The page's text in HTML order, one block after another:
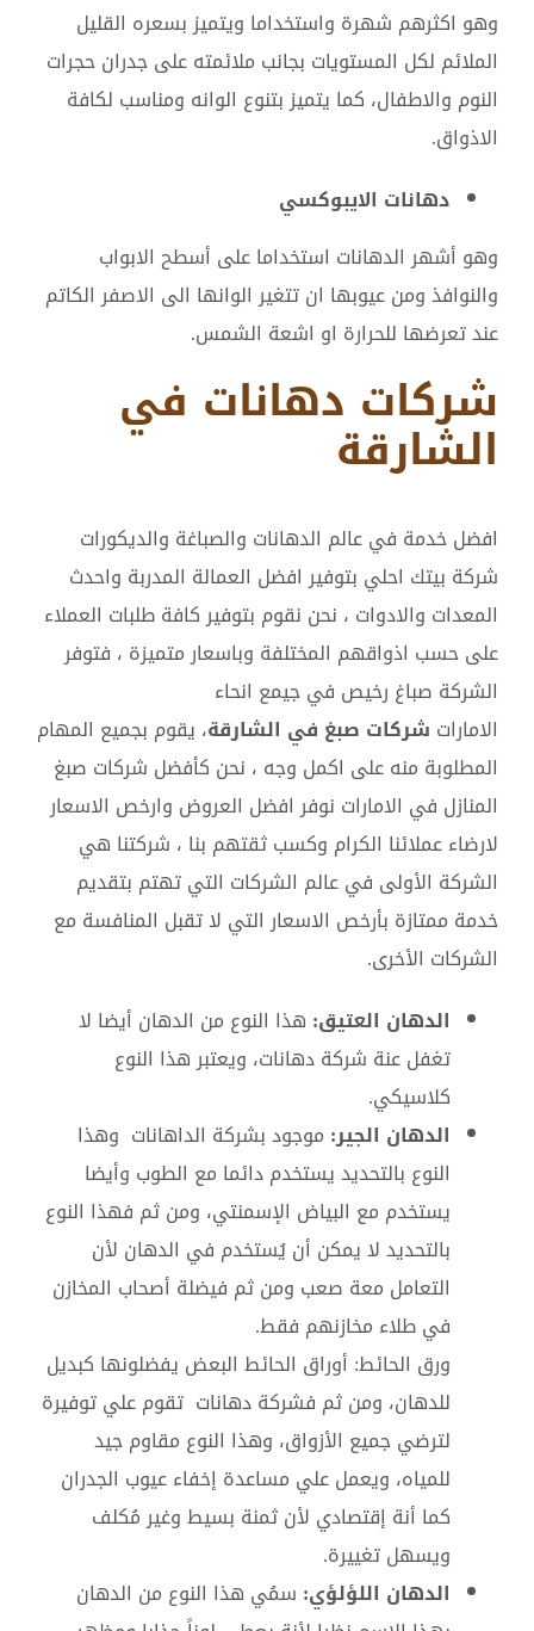
وهو اكثرهم شهرة واستخداما ويتميز بسعره القليل
الملائم لكل المستويات بجانب ملائمته على جدران حجرات
النوم والاطفال، كما يتميز بتنوع الوانه ومناسب لكافة
الاذواق.
دهانات الايبوكسي
وهو أشهر الدهانات استخداما على أسطح الابواب
والنوافذ ومن عيوبها ان تتغير الوانها الى الاصفر الكاتم
عند تعرضها للحرارة او اشعة الشمس.
شركات دهانات في
الشارقة
افضل خدمة في عالم الدهانات والصباغة والديكورات
شركة بيتك احلي بتوفير افضل العمالة المدربة واحدث
المعدات والادوات ، نحن نقوم بتوفير كافة طلبات العملاء
على حسب اذواقهم المختلفة وباسعار متميزة ، فتوفر
الشركة صباغ رخيص في جيمع انحاء
الامارات شركات صبغ في الشارقة، يقوم بجميع المهام
المطلوبة منه على اكمل وجه ، نحن كأفضل شركات صبغ
المنازل في الامارات نوفر افضل العروض وارخص الاسعار
لارضاء عملائنا الكرام وكسب ثقتهم بنا ، شركتنا هي
الشركة الأولى في عالم الشركات التي تهتم بتقديم
خدمة ممتازة بأرخص الاسعار التي لا تقبل المنافسة مع
الشركات الأخرى.
الدهان العتيق: هذا النوع من الدهان أيضا لا
تغفل عنة شركة دهانات، ويعتبر هذا النوع
كلاسيكي.
الدهان الجير: موجود بشركة الداهانات وهذا
النوع بالتحديد يستخدم دائما مع الطوب وأيضا
يستخدم مع البياض الإسمنتي، ومن ثم فهذا النوع
بالتحديد لا يمكن أن يُستخدم في الدهان لأن
التعامل معة صعب ومن ثم فيضلة أصحاب المخازن
في طلاء مخازنهم فقط.
ورق الحائط: أوراق الحائط البعض يفضلونها كبديل
للدهان، ومن ثم فشركة دهانات تقوم علي توفيرة
لترضي جميع الأزواق، وهذا النوع مقاوم جيد
للمياه، ويعمل علي مساعدة إخفاء عيوب الجدران
كما أنة إقتصادي لأن ثمنة بسيط وغير مُكلف
ويسهل تغييرة.
الدهان اللؤلؤي: سمُي هذا النوع من الدهان